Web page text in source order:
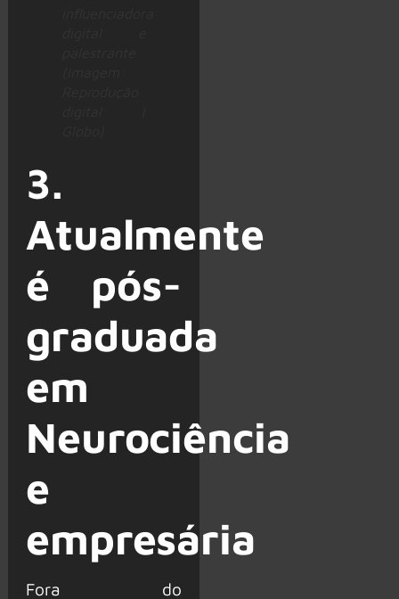
3.
Atualmente
é pós-
graduada
em
Neurociência
e
empresária
Fora do